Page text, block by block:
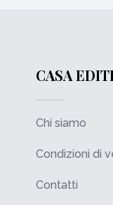
CASA
Chi siamo
Condizioni di
Contatti